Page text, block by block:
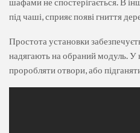
під чаші, сприяє появі гниття
Простота установки
надягають на обраний модуль. У
проробляти отвори, або